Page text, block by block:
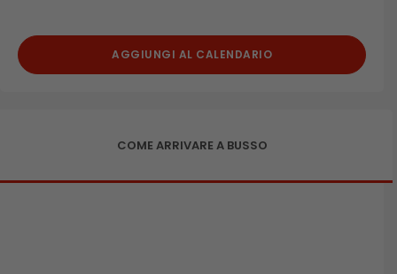
AGGIUNGI AL CALENDARIO
COME ARRIVARE A BUSSO